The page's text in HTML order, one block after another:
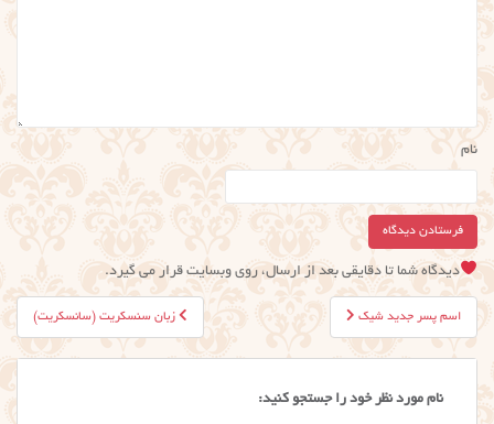
نام
دیدگاه شما تا دقایقی بعد از ارسال، روی وبسایت قرار می گیرد.
راهبری
نوشته
زبان سنسکریت (سانسکریت) اسم پسر جدید شیک
نام مورد نظر خود را جستجو کنید: